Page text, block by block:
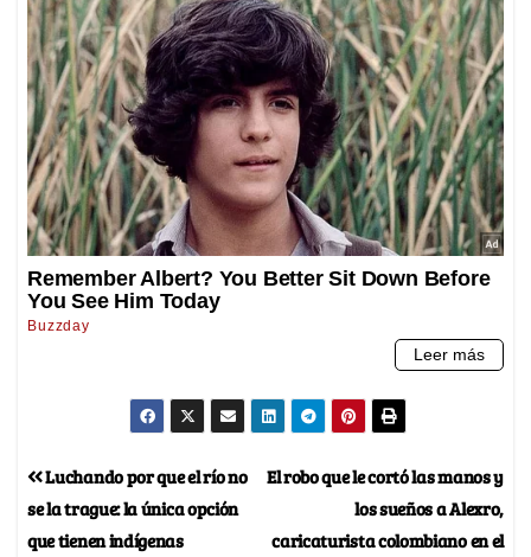
El robo que le cortó las manos y
los sueños a Alexro,
caricaturista colombiano en el
Luchando por que el río no
se la trague: la única opción
que tienen indígenas